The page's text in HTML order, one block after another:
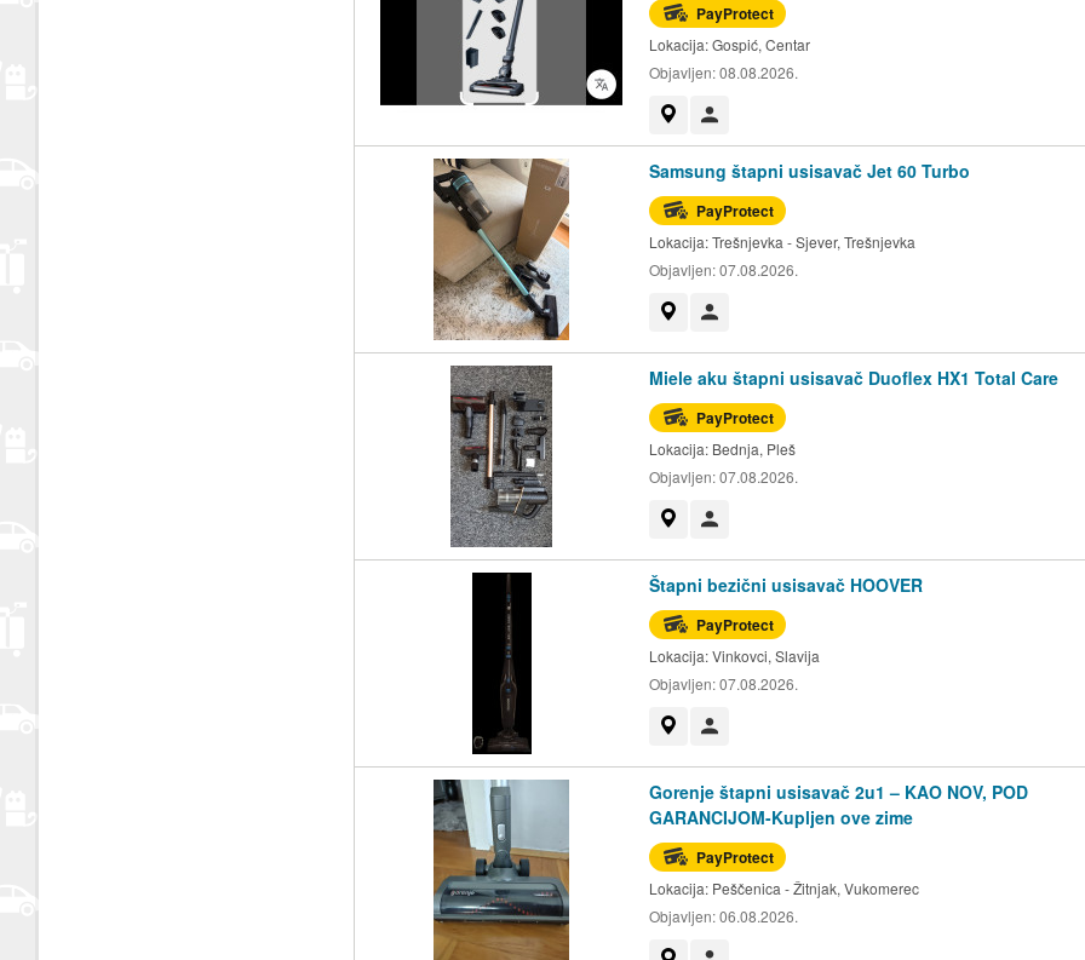
PayProtect
Lokacija:Gospić, Centar
Objavljen:08.08.2026.
Samsung štapni usisavač Jet 60 Turbo
PayProtect
Lokacija:Trešnjevka - Sjever, Trešnjevka
Objavljen:07.08.2026.
Miele aku štapni usisavač Duoflex HX1 Total Care
PayProtect
Lokacija: Bednja, Pleš
Objavljen:07.08.2026.
Štapni bezični usisavač HOOVER
PayProtect
Lokacija:Vinkovci, Slavija
Objavljen:07.08.2026.
Gorenje štapni usisavač 2u1 – KAO NOV, POD
GARANCIJOM-Kupljen ove zime
PayProtect
Lokacija: Peščenica - Žitnjak, Vukomerec
Objavljen:06.08.2026.